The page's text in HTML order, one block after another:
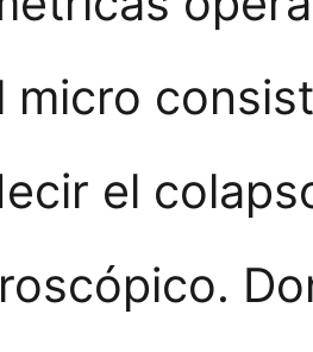
micro
el